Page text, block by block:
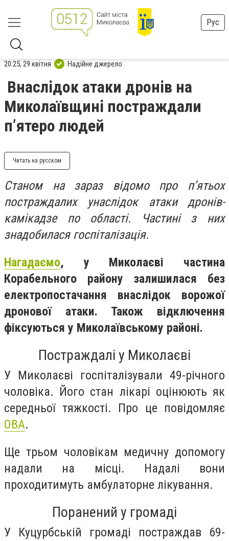
Рус
20:25, 29 квітня Надійне джерело
Внаслідок атаки дронів на
Миколаївщині постраждали
п’ятеро людей
Читать на русском
Станом на зараз відомо про п’ятьох
постраждалих унаслідок атаки дронів-
камікадзе по області. Частині з них
знадобилася госпіталізація.
Нагадаємо, у Миколаєві частина
Корабельного району залишилася без
електропостачання внаслідок ворожої
дронової атаки. Також відключення
фіксуються у Миколаївському районі.
Постраждалі у Миколаєві
У Миколаєві госпіталізували 49-річного
чоловіка. Його стан лікарі оцінюють як
середньої тяжкості. Про це повідомляє
ОВА.
Ще трьом чоловікам медичну допомогу
надали на місці. Надалі вони
проходитимуть амбулаторне лікування.
Поранений у громаді
У Куцурбській громаді постраждав 69-